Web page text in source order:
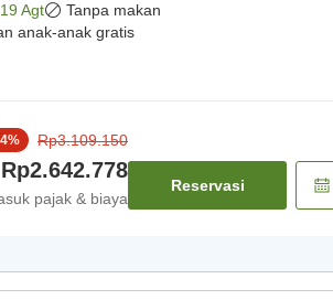
19 Agt
Tanpa makan
anak-anak gratis
% Rp3.109.150
Rp2.642.778
pajak & biaya
Reservasi